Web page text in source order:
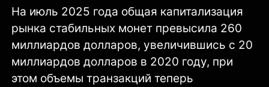
На июль 2025 года общая капитализация
рынка стабильных монет превысила 260
миллиардов долларов, увеличившись с 20
миллиардов долларов в 2020 году, при
этом объемы транзакций теперь